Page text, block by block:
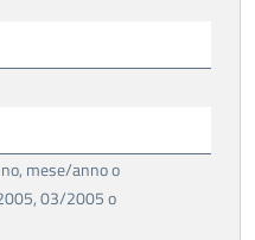
mese/anno o
03/2005 o